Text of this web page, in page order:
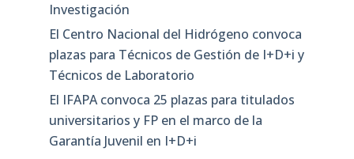
Investigación
El Centro Nacional del Hidrógeno convoca
plazas para Técnicos de Gestión de I+D+i y
Técnicos de Laboratorio
El IFAPA convoca 25 plazas para titulados
universitarios y FP en el marco de la
Garantía Juvenil en I+D+i